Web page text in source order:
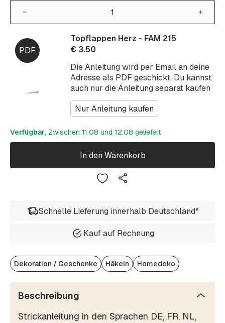
Die Anleitung wird per Email an deine
Adresse als PDF geschickt. Du kannst
auch nur die Anleitung separat kaufen
Nur Anleitung kaufen
Topflappen Herz - FAM 215
€ 3.50
Verfügbar, Zwischen 11.08 und 12.08 geliefert
In den Warenkorb
Schnelle Lieferung innerhalb Deutschland*
Kauf auf Rechnung
Dekoration / Geschenke Häkeln Homedeko
Beschreibung
Strickanleitung in den Sprachen DE, FR, NL,